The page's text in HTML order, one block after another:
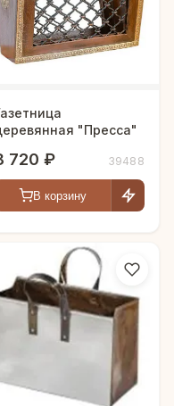
"Пресса"
720 ₽ 39488
В корзину